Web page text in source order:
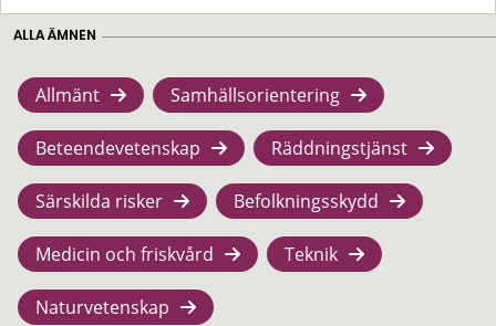
ALLA ÄMNEN
Allmänt Samhällsorientering
Beteendevetenskap Räddningstjänst
Särskilda risker Befolkningsskydd
Medicin och friskvård Teknik
Naturvetenskap